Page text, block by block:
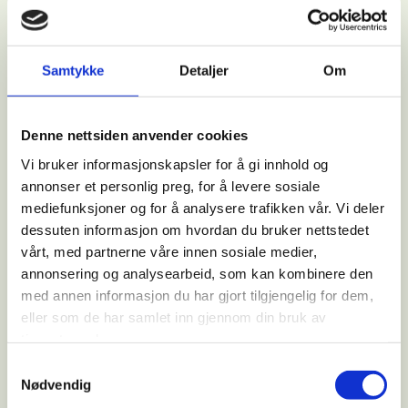
Samtykke Detaljer Om
Denne nettsiden anvender cookies
Vi bruker informasjonskapsler for å gi innhold og
annonser et personlig preg, for å levere sosiale
mediefunksjoner og for å analysere trafikken vår. Vi deler
dessuten informasjon om hvordan du bruker nettstedet
vårt, med partnerne våre innen sosiale medier,
annonsering og analysearbeid, som kan kombinere den
med annen informasjon du har gjort tilgjengelig for dem,
eller som de har samlet inn gjennom din bruk av
Nødvendig
toner. Det blir full produksjon med lyd og lys.
LES MER
Få julestemningen sammen med gode venner eller